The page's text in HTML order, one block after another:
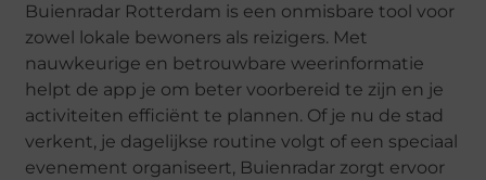
Buienradar Rotterdam is een onmisbare tool voor
zowel lokale bewoners als reizigers. Met
nauwkeurige en betrouwbare weerinformatie
helpt de app je om beter voorbereid te zijn en je
activiteiten efficiënt te plannen. Of je nu de stad
verkent, je dagelijkse routine volgt of een speciaal
evenement organiseert, Buienradar zorgt ervoor